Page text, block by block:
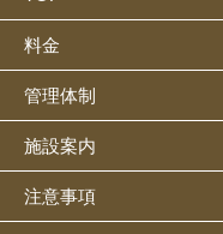
料金
管理体制
施設案内
注意事項